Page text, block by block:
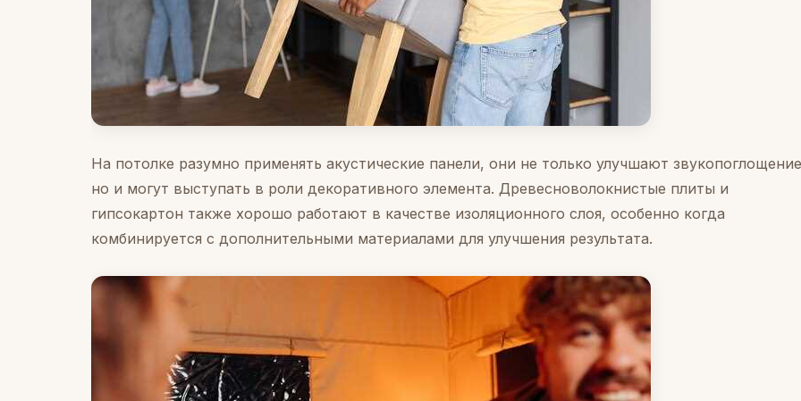
На потолке разумно применять акустические панели, они не только улучшают
но и могут выступать в роли декоративного элемента. Древесноволокнистые плиты и
гипсокартон также хорошо работают в качестве изоляционного слоя, особенно когда
комбинируется с дополнительными материалами для улучшения результата.